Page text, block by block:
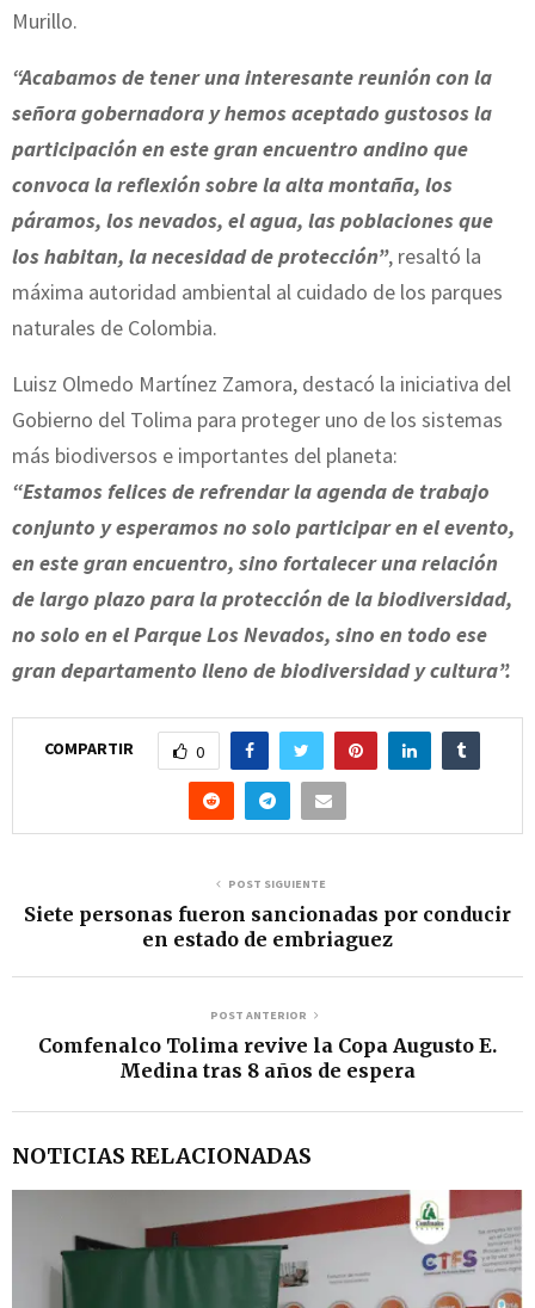
Murillo.
“Acabamos de tener una interesante reunión con la
señora gobernadora y hemos aceptado gustosos la
participación en este gran encuentro andino que
convoca la reflexión sobre la alta montaña, los
páramos, los nevados, el agua, las poblaciones que
los habitan, la necesidad de protección”, resaltó la
máxima autoridad ambiental al cuidado de los parques
naturales de Colombia.
Luisz Olmedo Martínez Zamora, destacó la iniciativa del
Gobierno del Tolima para proteger uno de los sistemas
más biodiversos e importantes del planeta:
“Estamos felices de refrendar la agenda de trabajo
conjunto y esperamos no solo participar en el evento,
en este gran encuentro, sino fortalecer una relación
de largo plazo para la protección de la biodiversidad,
no solo en el Parque Los Nevados, sino en todo ese
gran departamento lleno de biodiversidad y cultura”.
COMPARTIR 0
POST SIGUIENTE
Siete personas fueron sancionadas por conducir
en estado de embriaguez
POST ANTERIOR
Comfenalco Tolima revive la Copa Augusto E.
Medina tras 8 años de espera
NOTICIAS RELACIONADAS